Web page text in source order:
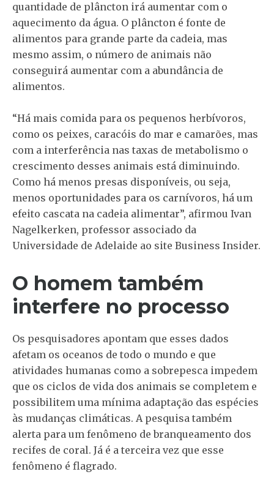
quantidade de plâncton irá aumentar com o
aquecimento da água. O plâncton é fonte de
alimentos para grande parte da cadeia, mas
mesmo assim, o número de animais não
conseguirá aumentar com a abundância de
alimentos.
“Há mais comida para os pequenos herbívoros,
como os peixes, caracóis do mar e camarões, mas
com a interferência nas taxas de metabolismo o
crescimento desses animais está diminuindo.
Como há menos presas disponíveis, ou seja,
menos oportunidades para os carnívoros, há um
efeito cascata na cadeia alimentar”, afirmou Ivan
Nagelkerken, professor associado da
Universidade de Adelaide ao site Business Insider.
O homem também
interfere no processo
Os pesquisadores apontam que esses dados
afetam os oceanos de todo o mundo e que
atividades humanas como a sobrepesca impedem
que os ciclos de vida dos animais se completem e
possibilitem uma mínima adaptação das espécies
às mudanças climáticas. A pesquisa também
alerta para um fenômeno de branqueamento dos
recifes de coral. Já é a terceira vez que esse
fenômeno é flagrado.